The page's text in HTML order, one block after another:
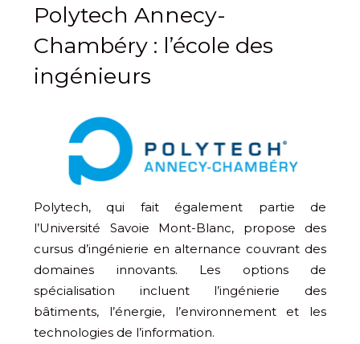
Polytech Annecy-
Chambéry : l’école des
ingénieurs
Polytech, qui fait également partie de
l’Université Savoie Mont-Blanc, propose des
cursus d’ingénierie en alternance couvrant des
domaines innovants. Les options de
spécialisation incluent l’ingénierie des
bâtiments, l’énergie, l’environnement et les
technologies de l’information.